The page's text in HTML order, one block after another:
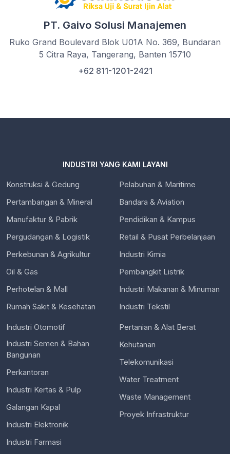
PT. Gaivo Solusi Manajemen
Ruko Grand Boulevard Blok U01A No. 369, Bundaran
5 Citra Raya, Tangerang, Banten 15710
+62 811-1201-2421
INDUSTRI YANG KAMI LAYANI
Konstruksi & Gedung
Pertambangan & Mineral
Manufaktur & Pabrik
Pergudangan & Logistik
Perkebunan & Agrikultur
Oil & Gas
Perhotelan & Mall
Rumah Sakit & Kesehatan
Pelabuhan & Maritime
Bandara & Aviation
Pendidikan & Kampus
Retail & Pusat Perbelanjaan
Industri Kimia
Pembangkit Listrik
Industri Makanan & Minuman
Industri Tekstil
Industri Otomotif
Industri Semen & Bahan
Bangunan
Perkantoran
Industri Kertas & Pulp
Galangan Kapal
Industri Elektronik
Industri Farmasi
Pertanian & Alat Berat
Kehutanan
Telekomunikasi
Water Treatment
Waste Management
Proyek Infrastruktur